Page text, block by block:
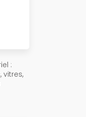
:
vitres,